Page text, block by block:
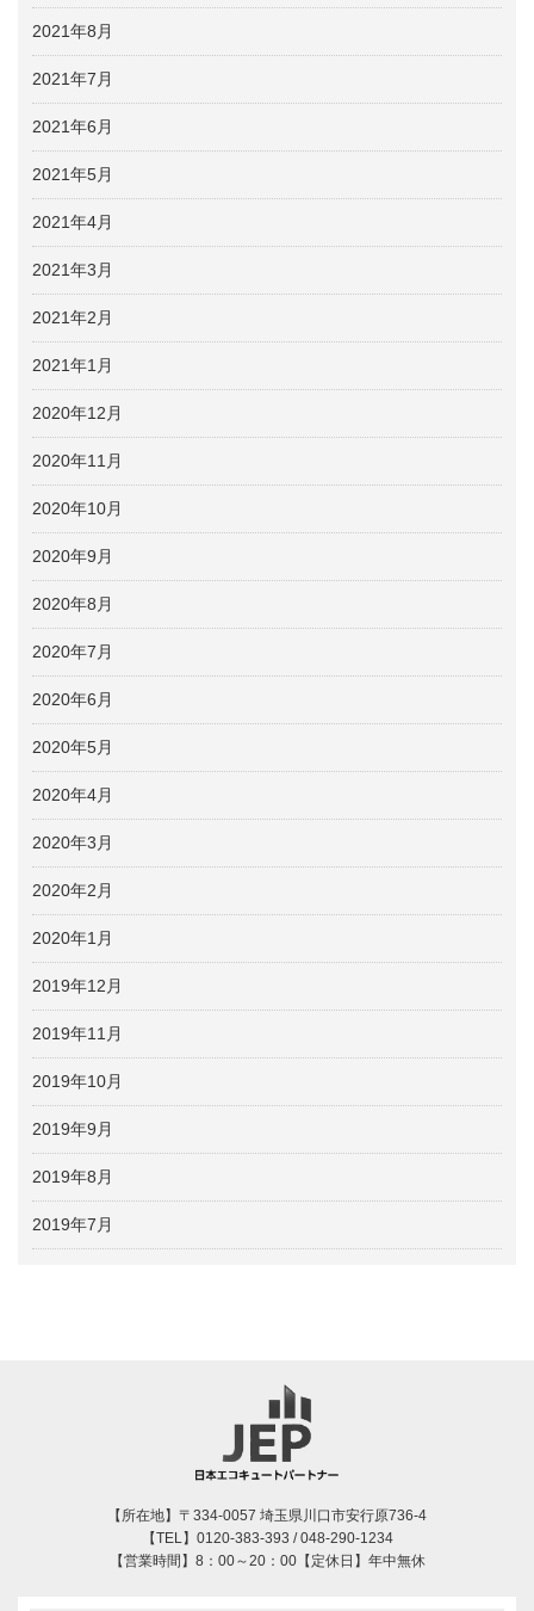
2021年8月
2021年7月
2021年6月
2021年5月
2021年4月
2021年3月
2021年2月
2021年1月
2020年12月
2020年11月
2020年10月
2020年9月
2020年8月
2020年7月
2020年6月
2020年5月
2020年4月
2020年3月
2020年2月
2020年1月
2019年12月
2019年11月
2019年10月
2019年9月
2019年8月
2019年7月
【所在地】〒334-0057 埼玉県川口市安行原736-4
【TEL】0120-383-393 / 048-290-1234
【営業時間】8：00～20：00【定休日】年中無休